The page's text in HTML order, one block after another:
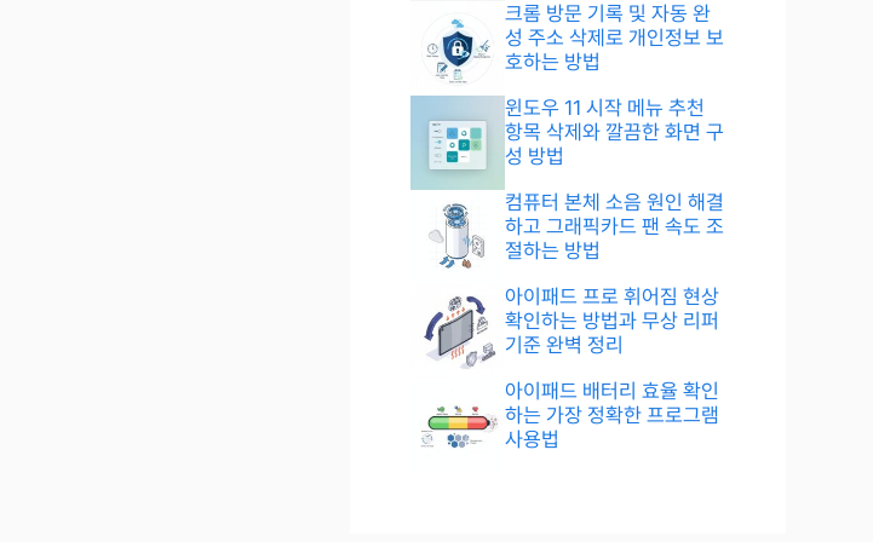
크롬 방문 기록 및 자동 완
성 주소 삭제로 개인정보 보
호하는 방법
윈도우 11 시작 메뉴 추천
항목 삭제와 깔끔한 화면 구
성 방법
컴퓨터 본체 소음 원인 해결
하고 그래픽카드 팬 속도 조
절하는 방법
아이패드 프로 휘어짐 현상
확인하는 방법과 무상 리퍼
기준 완벽 정리
아이패드 배터리 효율 확인
하는 가장 정확한 프로그램
사용법